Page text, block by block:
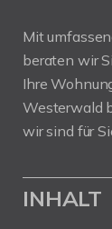
Mit
beraten wir
Ihre
Westerwald
wir sind für
INHALT